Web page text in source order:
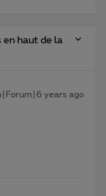
en haut de la
years ago